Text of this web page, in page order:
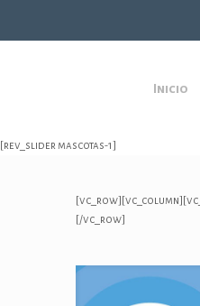
Inicio
[rev_slider mascotas-1]
[/vc_row]